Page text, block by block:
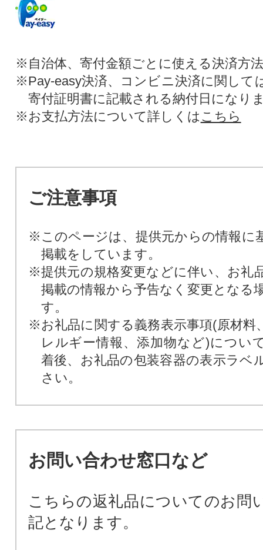
※自治体、寄付金額ごとに使える決済方
※Pay-easy決済、コンビニ決済に関して
寄付証明書に記載される納付日になり
※お支払方法について詳しくは こちら
ご注意事項
※このページは、提供元からの情報に
掲載をしています。
※提供元の規格変更などに伴い、お礼
掲載の情報から予告なく変更となる
す。
※お礼品に関する義務表示事項(原材料
レルギー情報、添加物など)につい
着後、お礼品の包装容器の表示ラベ
さい。
お問い合わせ窓口など
こちらの返礼品についてのお問
記となります。